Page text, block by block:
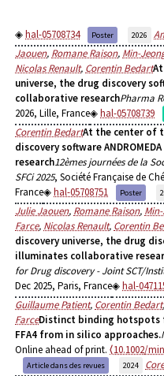
hal-05708734 Poster 2026
Jaouen, Romane Raison, Min-
Nicolas Renault, Corentin Bedart
universe, the drug discovery
collaborative researchPharma
2026, Lille, France
hal-05708739
Corentin BedartAt the center of
discovery software
research12èmes journées de la
SFCi 2025, Société Française de
France
hal-05708751 Poster
Julie Jaouen, Romane Raison,
Farce, Nicolas Renault, Corentin
discovery universe, the drug
illuminates collaborative
for Drug discovery - Joint SCT/
Dec 2025, Paris, France
hal-
Guillaume Patient, Corentin Bedart,
FarceDistinct binding hotspots
FFA4 from in silico approaches.
Online ahead of print. ⟨10.1002/
Article dans des revues 2024